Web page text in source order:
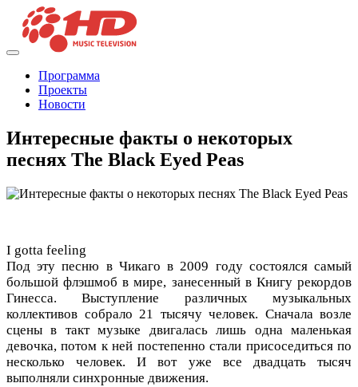
Программа
Проекты
Новости
Интересные факты о некоторых
песнях The Black Eyed Peas
I gotta feeling
Под эту песню в Чикаго в 2009 году состоялся самый
большой флэшмоб в мире, занесенный в Книгу рекордов
Гинесса. Выступление различных музыкальных
коллективов собрало 21 тысячу человек. Сначала возле
сцены в такт музыке двигалась лишь одна маленькая
девочка, потом к ней постепенно стали присоседиться по
несколько человек. И вот уже все двадцать тысяч
выполняли синхронные движения.